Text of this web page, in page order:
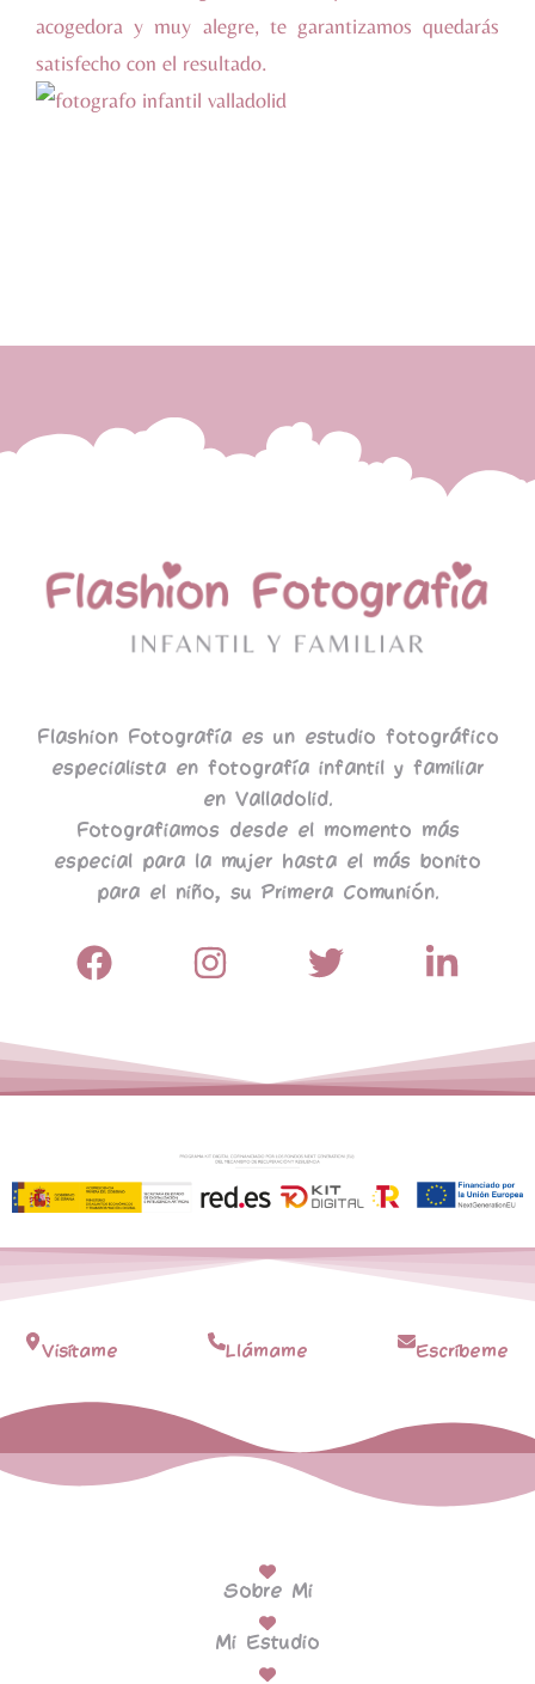
acogedora y muy alegre, te garantizamos quedarás
satisfecho con el resultado.
Flashion Fotografía es un estudio fotográfico
especialista en fotografía infantil y familiar
en Valladolid.
Fotografiamos desde el momento más
especial para la mujer hasta el más bonito
para el niño, su Primera Comunión.
Visítame Llámame Escríbeme
Sobre Mi
Mi Estudio